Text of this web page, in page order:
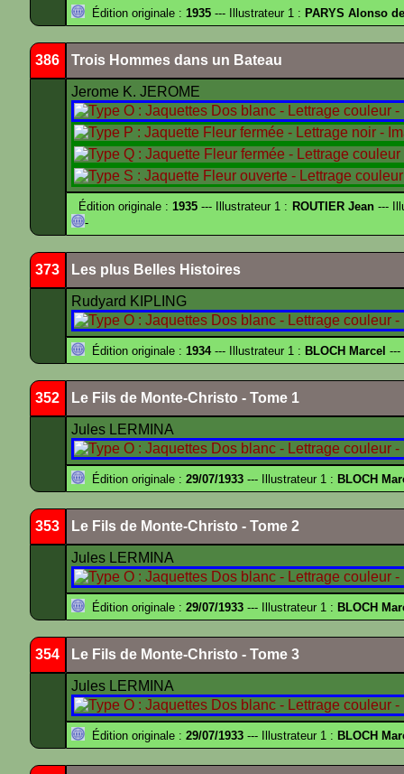
Édition originale : 1935 --- Illustrateur 1 : PARYS Alonso de
386 Trois Hommes dans un Bateau
Jerome K. JEROME
Édition originale :1935 --- Illustrateur 1 : ROUTIER Jean---
-
373 Les plus Belles Histoires
Rudyard KIPLING
Édition originale : 1934--- Illustrateur 1 : BLOCH Marcel ---
352 Le Fils de Monte-Christo - Tome 1
Jules LERMINA
Édition originale : 29/07/1933 --- Illustrateur 1 : BLOCH
353 Le Fils de Monte-Christo - Tome 2
Jules LERMINA
Édition originale : 29/07/1933 --- Illustrateur 1 : BLOCH
354 Le Fils de Monte-Christo - Tome 3
Jules LERMINA
Édition originale : 29/07/1933 --- Illustrateur 1 : BLOCH